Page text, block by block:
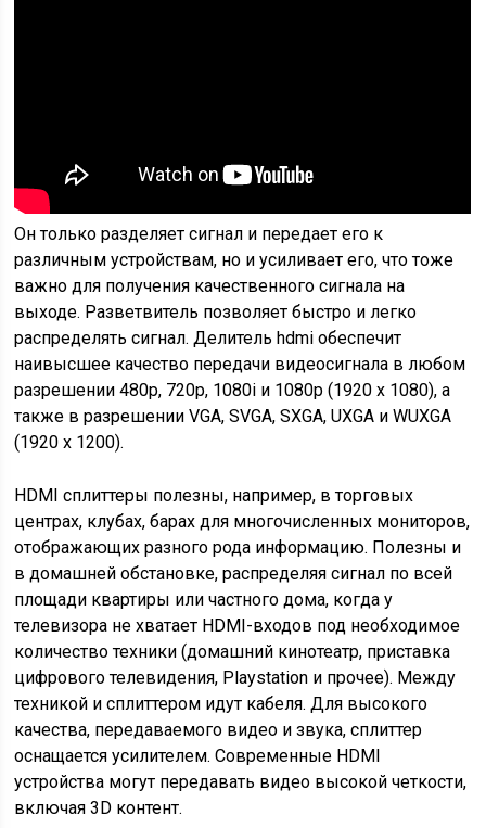
Он только разделяет сигнал и передает его к
различным устройствам, но и усиливает его, что тоже
важно для получения качественного сигнала на
выходе. Разветвитель позволяет быстро и легко
распределять сигнал. Делитель hdmi обеспечит
наивысшее качество передачи видеосигнала в любом
разрешении 480p, 720p, 1080i и 1080p (1920 x 1080), а
также в разрешении VGA, SVGA, SXGA, UXGA и WUXGA
(1920 x 1200).
HDMI сплиттеры полезны, например, в торговых
центрах, клубах, барах для многочисленных мониторов,
отображающих разного рода информацию. Полезны и
в домашней обстановке, распределяя сигнал по всей
площади квартиры или частного дома, когда у
телевизора не хватает HDMI-входов под необходимое
количество техники (домашний кинотеатр, приставка
цифрового телевидения, Playstation и прочее). Между
техникой и сплиттером идут кабеля. Для высокого
качества, передаваемого видео и звука, сплиттер
оснащается усилителем. Современные HDMI
устройства могут передавать видео высокой четкости,
включая 3D контент.